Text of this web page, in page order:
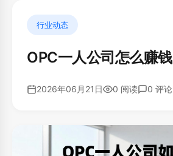
行业动态
OPC一人公司怎么赚钱
2026年06月21日 0 阅读 0 评论